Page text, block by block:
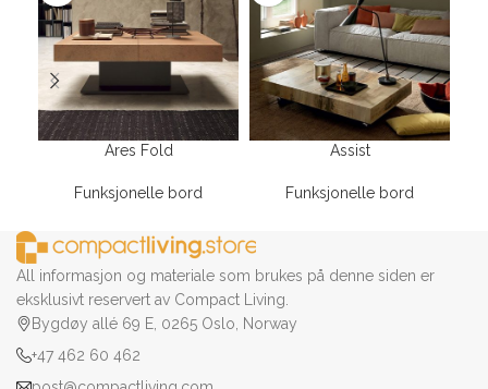
Ares Fold
Funksjonelle bord
Assist
Funksjonelle bord
All informasjon og materiale som brukes på denne siden er
eksklusivt reservert av Compact Living.
Bygdøy allé 69 E, 0265 Oslo, Norway
+47 462 60 462